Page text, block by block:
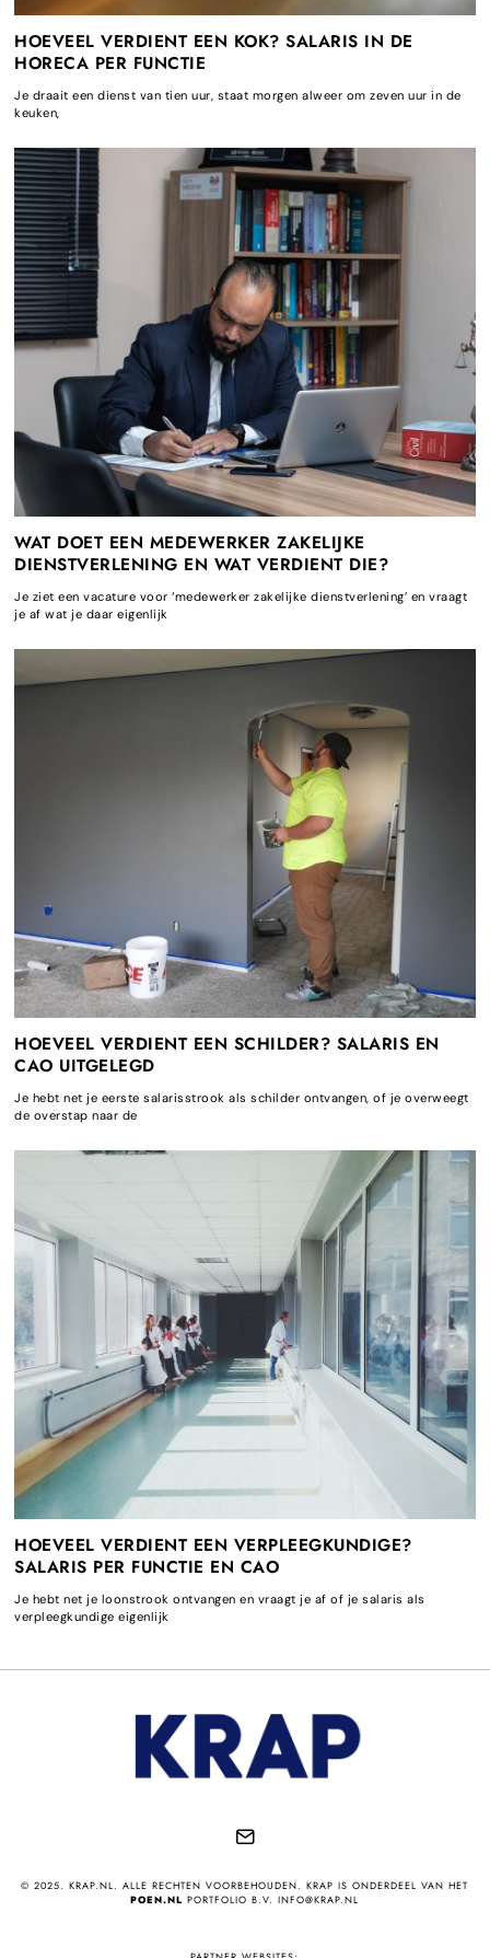
HOEVEEL VERDIENT EEN KOK? SALARIS IN DE
HORECA PER FUNCTIE
Je draait een dienst van tien uur, staat morgen alweer om zeven uur in de
keuken,
WAT DOET EEN MEDEWERKER ZAKELIJKE
DIENSTVERLENING EN WAT VERDIENT DIE?
Je ziet een vacature voor ‘medewerker zakelijke dienstverlening’ en vraagt
je af wat je daar eigenlijk
HOEVEEL VERDIENT EEN SCHILDER? SALARIS EN
CAO UITGELEGD
Je hebt net je eerste salarisstrook als schilder ontvangen, of je overweegt
de overstap naar de
HOEVEEL VERDIENT EEN VERPLEEGKUNDIGE?
SALARIS PER FUNCTIE EN CAO
Je hebt net je loonstrook ontvangen en vraagt je af of je salaris als
verpleegkundige eigenlijk
© 2025. KRAP.NL. ALLE RECHTEN VOORBEHOUDEN. KRAP IS ONDERDEEL VAN HET
POEN.NL PORTFOLIO B.V. INFO@KRAP.NL